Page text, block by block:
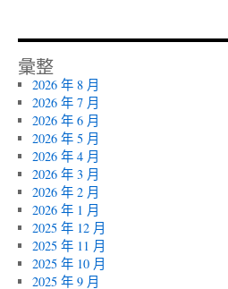
彙整
2026 年 8 月
2026 年 7 月
2026 年 6 月
2026 年 5 月
2026 年 4 月
2026 年 3 月
2026 年 2 月
2026 年 1 月
2025 年 12 月
2025 年 11 月
2025 年 10 月
2025 年 9 月